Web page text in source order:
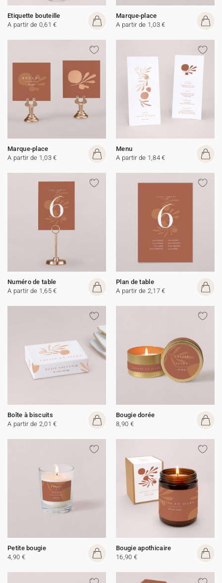
Etiquette bouteille
A partir de 0,61 €
Marque-place
A partir de 1,03 €
Marque-place
A partir de 1,03 €
Menu
A partir de 1,84 €
Numéro de table
A partir de 1,65 €
Plan de table
A partir de 2,17 €
Boîte à biscuits
A partir de 2,01 €
Bougie dorée
8,90 €
Petite bougie
4,90 €
Bougie apothicaire
16,90 €